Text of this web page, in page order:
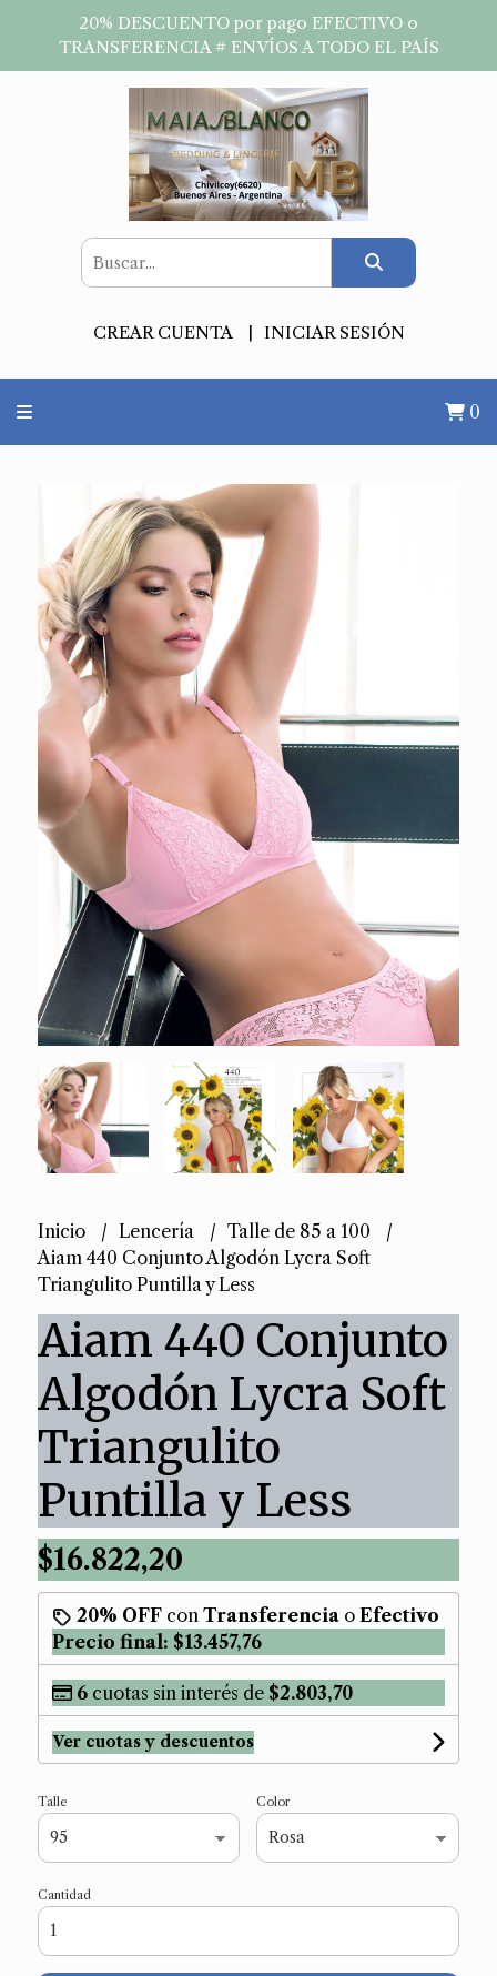
20% DESCUENTO por pago EFECTIVO o
TRANSFERENCIA # ENVÍOS A TODO EL PAÍS
CREAR CUENTA INICIAR SESIÓN
0
Inicio Lencería
Talle de 85 a 100
Aiam 440 Conjunto Algodón Lycra Soft
Triangulito Puntilla y Less
Aiam 440 Conjunto
Algodón Lycra Soft
Triangulito
Puntilla y Less
$16.822,20
20% OFFcon Transferenciao Efectivo
Precio final: $13.457,76
6cuotas sin interés de $2.803,70
Ver cuotas y descuentos
Talle Color
Cantidad